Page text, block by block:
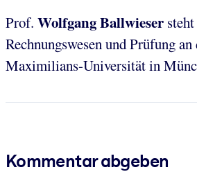
Prof. Wolfgang Ballwieser
Rechnungswesen und Prüfung
Maximilians-Universität in
Kommentar abgeben